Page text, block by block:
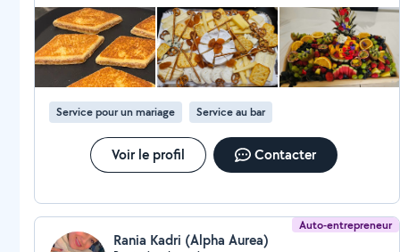
des plateaux sucrées salées Je fais des plats sur
mesure Couscous tadjine rachta etc Je fais unitè et
grande quantité Possibilité aussi de faire la livraison
Service pour un mariage Service au bar
Voir le profil Contacter
Auto-entrepreneur
Rania Kadri (Alpha Aurea)